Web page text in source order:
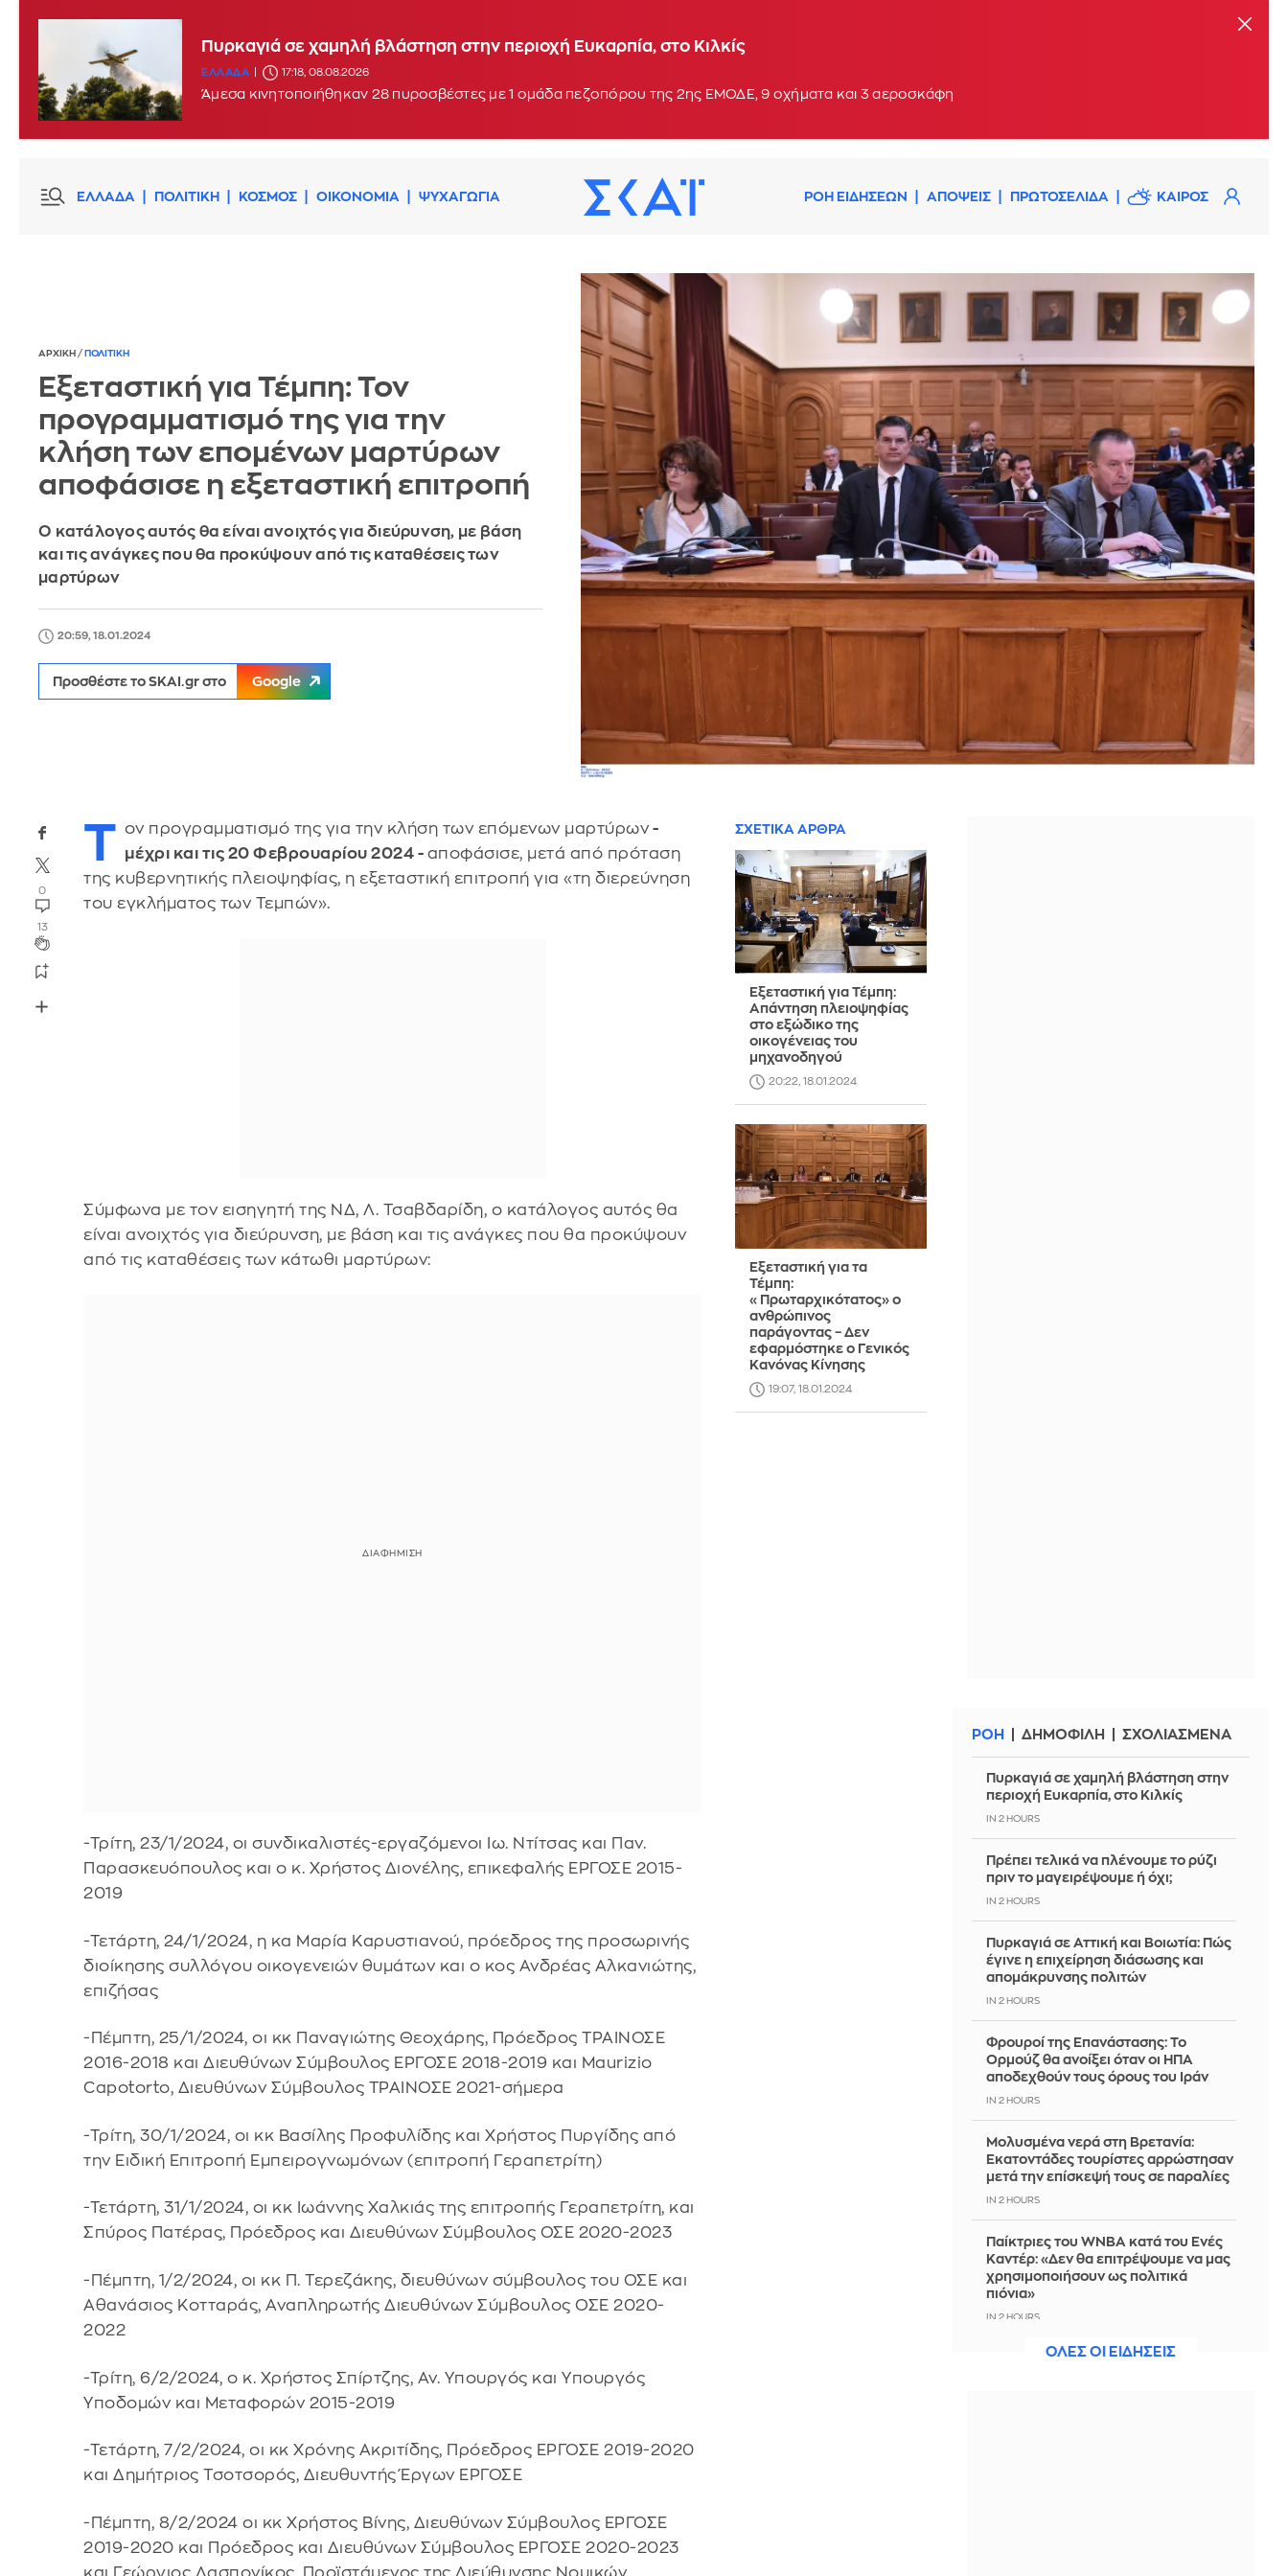
Πυρκαγιά σε χαμηλή βλάστηση στην περιοχή Ευκαρπία, στο Κιλκίς
ΕΛΛΑΔΑ 17:18, 08.08.2026
Άμεσα κινητοποιήθηκαν 28 πυροσβέστες με 1 ομάδα πεζοπόρου της 2ης ΕΜΟΔΕ, 9 οχήματα και 3 αεροσκάφη
ΕΛΛΑΔΑ ΠΟΛΙΤΙΚΗ ΚΟΣΜΟΣ ΟΙΚΟΝΟΜΙΑ ΨΥΧΑΓΩΓΙΑ ΡΟΗ ΕΙΔΗΣΕΩΝ ΑΠΟΨΕΙΣ ΠΡΩΤΟΣΕΛΙΔΑ ΚΑΙΡΟΣ
ΑΡΧΙΚΗ / ΠΟΛΙΤΙΚΗ
Εξεταστική για Τέμπη: Τον
προγραμματισμό της για την
κλήση των επομένων μαρτύρων
αποφάσισε η εξεταστική επιτροπή
Ο κατάλογος αυτός θα είναι ανοιχτός για διεύρυνση, με βάση
και τις ανάγκες που θα προκύψουν από τις καταθέσεις των
μαρτύρων
20:59, 18.01.2024
Προσθέστε το SKAI.gr στο Google
0
13
Τ ον προγραμματισμό της για την κλήση των επόμενων μαρτύρων -
μέχρι και τις 20 Φεβρουαρίου 2024 - αποφάσισε, μετά από πρόταση
της κυβερνητικής πλειοψηφίας, η εξεταστική επιτροπή για «τη διερεύνηση
του εγκλήματος των Τεμπών».
Σύμφωνα με τον εισηγητή της ΝΔ, Λ. Τσαβδαρίδη, ο κατάλογος αυτός θα
είναι ανοιχτός για διεύρυνση, με βάση και τις ανάγκες που θα προκύψουν
από τις καταθέσεις των κάτωθι μαρτύρων:
-Τρίτη, 23/1/2024, οι συνδικαλιστές-εργαζόμενοι Ιω. Ντίτσας και Παν.
Παρασκευόπουλος και ο κ. Χρήστος Διονέλης, επικεφαλής ΕΡΓΟΣΕ 2015-
2019
-Τετάρτη, 24/1/2024, η κα Μαρία Καρυστιανού, πρόεδρος της προσωρινής
διοίκησης συλλόγου οικογενειών θυμάτων και ο κος Ανδρέας Αλκανιώτης,
επιζήσας
-Πέμπτη, 25/1/2024, οι κκ Παναγιώτης Θεοχάρης, Πρόεδρος ΤΡΑΙΝΟΣΕ
2016-2018 και Διευθύνων Σύμβουλος ΕΡΓΟΣΕ 2018-2019 και Maurizio
Capotorto, Διευθύνων Σύμβουλος ΤΡΑΙΝΟΣΕ 2021-σήμερα
-Τρίτη, 30/1/2024, οι κκ Βασίλης Προφυλίδης και Χρήστος Πυργίδης από
την Ειδική Επιτροπή Εμπειρογνωμόνων (επιτροπή Γεραπετρίτη)
-Τετάρτη, 31/1/2024, οι κκ Ιωάννης Χαλκιάς της επιτροπής Γεραπετρίτη, και
Σπύρος Πατέρας, Πρόεδρος και Διευθύνων Σύμβουλος ΟΣΕ 2020-2023
-Πέμπτη, 1/2/2024, οι κκ Π. Τερεζάκης, διευθύνων σύμβουλος του ΟΣΕ και
Αθανάσιος Κοτταράς, Αναπληρωτής Διευθύνων Σύμβουλος ΟΣΕ 2020-
2022
-Τρίτη, 6/2/2024, ο κ. Χρήστος Σπίρτζης, Αν. Υπουργός και Υπουργός
Υποδομών και Μεταφορών 2015-2019
-Τετάρτη, 7/2/2024, οι κκ Χρόνης Ακριτίδης, Πρόεδρος ΕΡΓΟΣΕ 2019-2020
και Δημήτριος Τσοτσορός, Διευθυντής Έργων ΕΡΓΟΣΕ
-Πέμπτη, 8/2/2024 οι κκ Χρήστος Βίνης, Διευθύνων Σύμβουλος ΕΡΓΟΣΕ
2019-2020 και Πρόεδρος και Διευθύνων Σύμβουλος ΕΡΓΟΣΕ 2020-2023
και Γεώργιος Λασπονίκος, Προϊστάμενος της Διεύθυνσης Νομικών
ΣΧΕΤΙΚΑ ΑΡΘΡΑ
Εξεταστική για Τέμπη:
Απάντηση πλειοψηφίας
στο εξώδικο της
οικογένειας του
μηχανοδηγού
20:22, 18.01.2024
Εξεταστική για τα
Τέμπη:
«Πρωταρχικότατος» ο
ανθρώπινος
παράγοντας – Δεν
εφαρμόστηκε ο Γενικός
Κανόνας Κίνησης
19:07, 18.01.2024
ΡΟΗ ΔΗΜΟΦΙΛΗ ΣΧΟΛΙΑΣΜΕΝΑ
Πυρκαγιά σε χαμηλή βλάστηση στην
περιοχή Ευκαρπία, στο Κιλκίς
IN 2 HOURS
Πρέπει τελικά να πλένουμε το ρύζι
πριν το μαγειρέψουμε ή όχι;
IN 2 HOURS
Πυρκαγιά σε Αττική και Βοιωτία: Πώς
έγινε η επιχείρηση διάσωσης και
απομάκρυνσης πολιτών
IN 2 HOURS
Φρουροί της Επανάστασης: Το
Ορμούζ θα ανοίξει όταν οι ΗΠΑ
αποδεχθούν τους όρους του Ιράν
IN 2 HOURS
Μολυσμένα νερά στη Βρετανία:
Εκατοντάδες τουρίστες αρρώστησαν
μετά την επίσκεψή τους σε παραλίες
IN 2 HOURS
Παίκτριες του WNBA κατά του Ενές
Καντέρ: «Δεν θα επιτρέψουμε να μας
χρησιμοποιήσουν ως πολιτικά
πιόνια»
IN 2 HOURS
Χωρίς ενεργό μέτωπο η πυρκαγιά
ΟΛΕΣ ΟΙ ΕΙΔΗΣΕΙΣ